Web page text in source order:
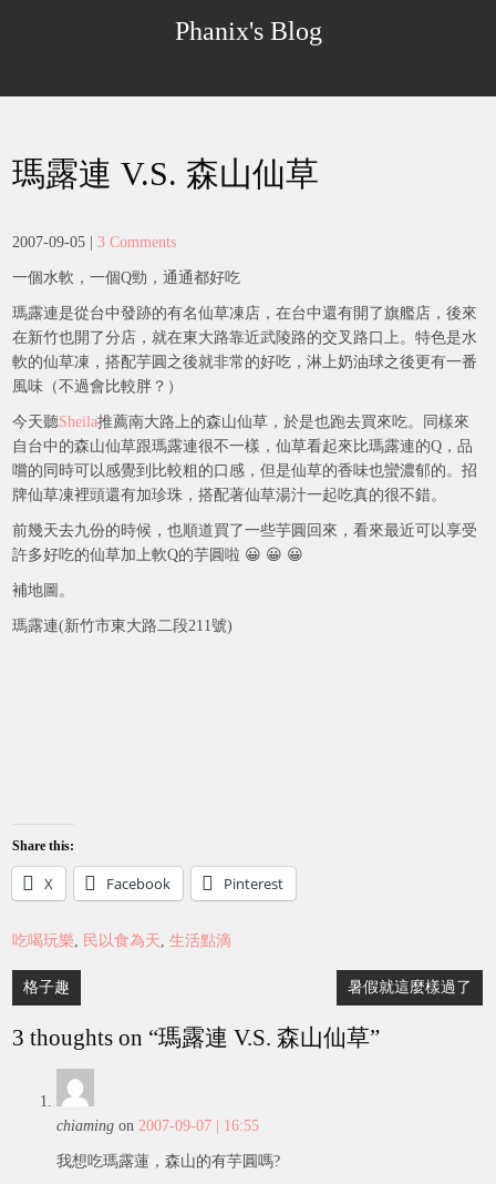
Phanix's Blog
瑪露連 V.S. 森山仙草
2007-09-05 |3 Comments
一個水軟，一個Q勁，通通都好吃
瑪露連是從台中發跡的有名仙草凍店，在台中還有開了旗艦店，後來
在新竹也開了分店，就在東大路靠近武陵路的交叉路口上。特色是水
軟的仙草凍，搭配芋圓之後就非常的好吃，淋上奶油球之後更有一番
風味（不過會比較胖？）
今天聽Sheila推薦南大路上的森山仙草，於是也跑去買來吃。同樣來
自台中的森山仙草跟瑪露連很不一樣，仙草看起來比瑪露連的Q，品
嚐的同時可以感覺到比較粗的口感，但是仙草的香味也蠻濃郁的。招
牌仙草凍裡頭還有加珍珠，搭配著仙草湯汁一起吃真的很不錯。
前幾天去九份的時候，也順道買了一些芋圓回來，看來最近可以享受
許多好吃的仙草加上軟Q的芋圓啦 😀 😀 😀
補地圖。
瑪露連(新竹市東大路二段211號)
Share this:
X Facebook Pinterest
吃喝玩樂, 民以食為天,生活點滴
Post
navigation
格子趣 暑假就這麼樣過了
3 thoughts on “瑪露連 V.S. 森山仙草”
chiaming on2007-09-07 | 16:55
我想吃瑪露蓮，森山的有芋圓嗎?